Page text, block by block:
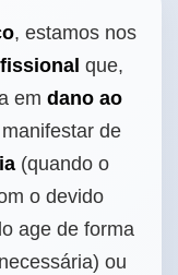
, estamos nos
que,
em dano ao
de
(quando o
o devido
age de forma
ou